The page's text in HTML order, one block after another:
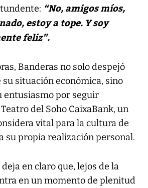
“No, amigos míos,
estoy a tope. Y soy
feliz”.
Banderas no solo despejó
su situación económica, sino
entusiasmo por seguir
del Soho CaixaBank, un
vital para la cultura de
su propia realización personal.
en claro que, lejos de la
en un momento de plenitud